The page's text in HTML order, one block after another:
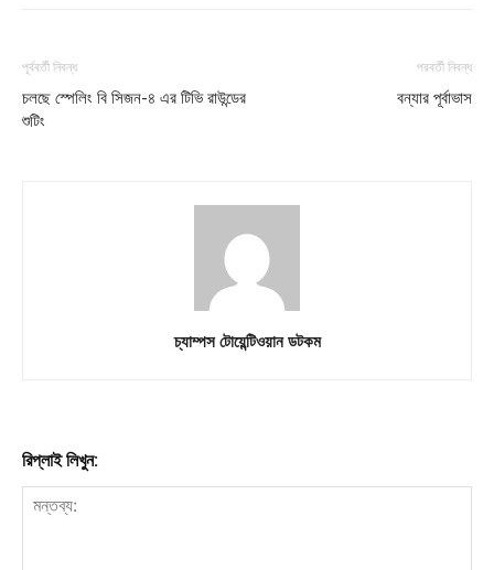
পূর্ববর্তী নিবন্ধ
চলছে স্পেলিং বি সিজন-৪ এর টিভি রাউন্ডের
শুটিং
পরবর্তী নিবন্ধ
বন্যার পূর্বাভাস
চ্যাম্পস টোয়েন্টিওয়ান ডটকম
রিপ্লাই লিখুন: